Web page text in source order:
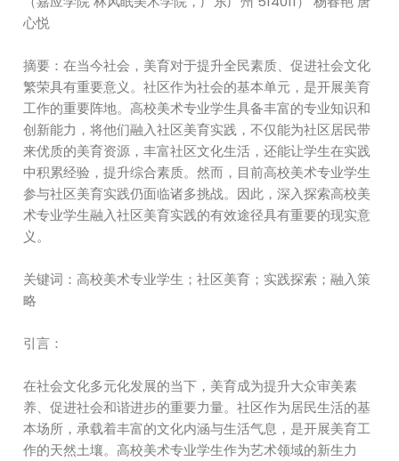
心悦
摘要：在当今社会，美育对于提升全民素质、促进社会文化
繁荣具有重要意义。社区作为社会的基本单元，是开展美育
工作的重要阵地。高校美术专业学生具备丰富的专业知识和
创新能力，将他们融入社区美育实践，不仅能为社区居民带
来优质的美育资源，丰富社区文化生活，还能让学生在实践
中积累经验，提升综合素质。然而，目前高校美术专业学生
参与社区美育实践仍面临诸多挑战。因此，深入探索高校美
术专业学生融入社区美育实践的有效途径具有重要的现实意
义。
关键词：高校美术专业学生；社区美育；实践探索；融入策
略
引言：
在社会文化多元化发展的当下，美育成为提升大众审美素
养、促进社会和谐进步的重要力量。社区作为居民生活的基
本场所，承载着丰富的文化内涵与生活气息，是开展美育工
作的天然土壤。高校美术专业学生作为艺术领域的新生力